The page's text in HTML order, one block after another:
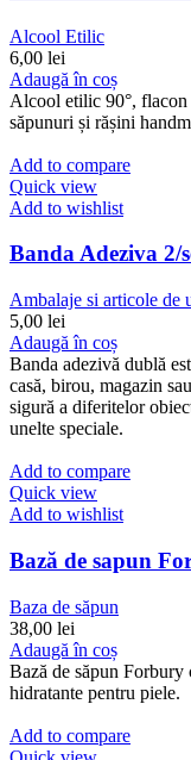
Alcool Etilic
6,00 lei
Adaugă în coș
Alcool etilic 90°,
săpunuri și rășini
Add to compare
Quick view
Add to wishlist
Banda Adeziva 2/
Ambalaje si articole de
5,00 lei
Adaugă în coș
Banda adezivă dublă
casă, birou, magazin
sigură a diferitelor
unelte speciale.
Add to compare
Quick view
Add to wishlist
Bază de sapun
Baza de săpun
38,00 lei
Adaugă în coș
Bază de săpun Forbury
hidratante pentru piele.
Add to compare